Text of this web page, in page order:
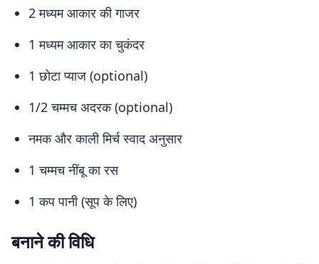
2 मध्यम आकार की गाजर
1 मध्यम आकार का चुकंदर
1 छोटा प्याज (optional)
1/2 चम्मच अदरक (optional)
नमक और काली मिर्च स्वाद अनुसार
1 चम्मच नींबू का रस
1 कप पानी (सूप के लिए)
बनाने की विधि